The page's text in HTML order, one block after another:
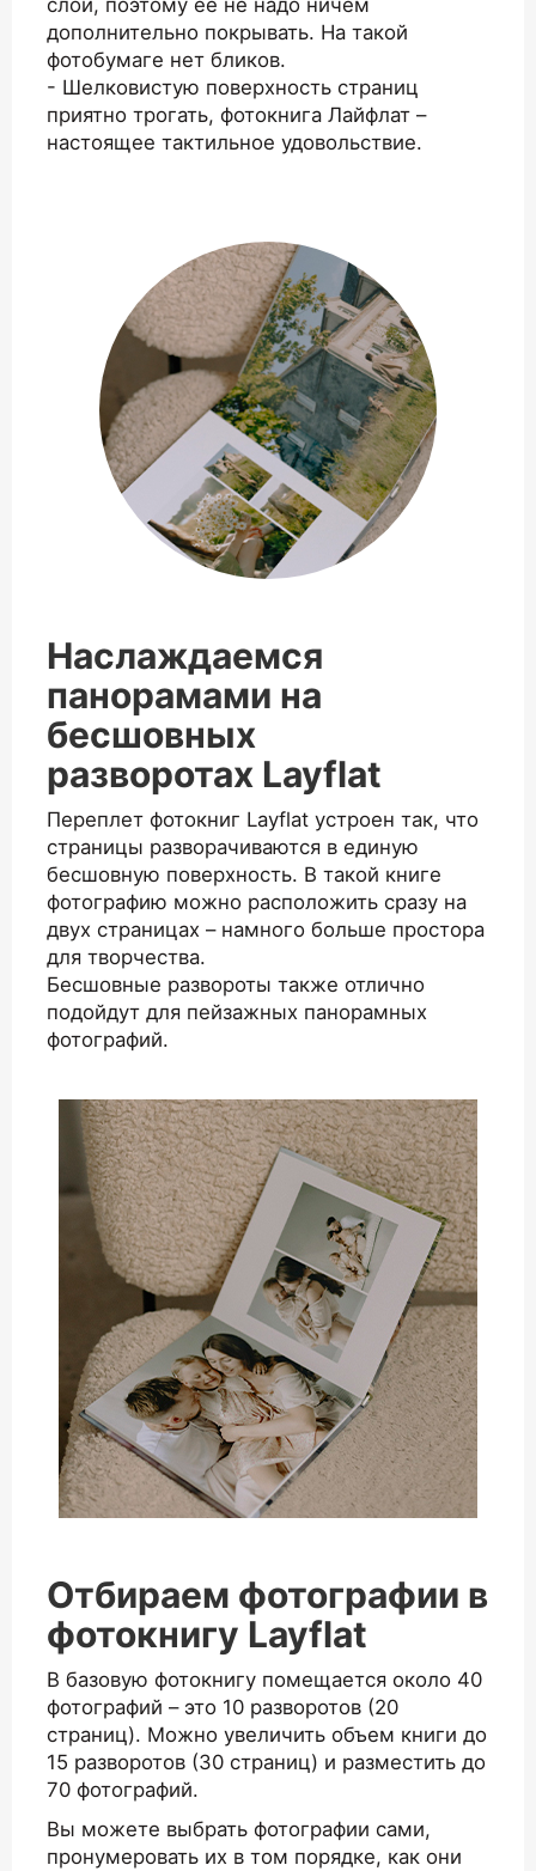
слой, поэтому ее не надо ничем
дополнительно покрывать. На такой
фотобумаге нет бликов.
- Шелковистую поверхность страниц
приятно трогать, фотокнига Лайфлат –
настоящее тактильное удовольствие.
Наслаждаемся
панорамами на
бесшовных
разворотах Layflat
Переплет фотокниг Layflat устроен так, что
страницы разворачиваются в единую
бесшовную поверхность. В такой книге
фотографию можно расположить сразу на
двух страницах – намного больше простора
для творчества.
Бесшовные развороты также отлично
подойдут для пейзажных панорамных
фотографий.
Отбираем фотографии в
фотокнигу Layflat
В базовую фотокнигу помещается около 40
фотографий – это 10 разворотов (20
страниц). Можно увеличить объем книги до
15 разворотов (30 страниц) и разместить до
70 фотографий.
Вы можете выбрать фотографии сами,
пронумеровать их в том порядке, как они